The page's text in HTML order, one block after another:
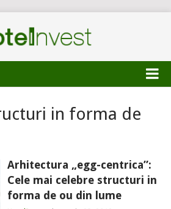
in forma de
Arhitectura „egg-centrica”:
Cele mai celebre structuri in
forma de ou din lume